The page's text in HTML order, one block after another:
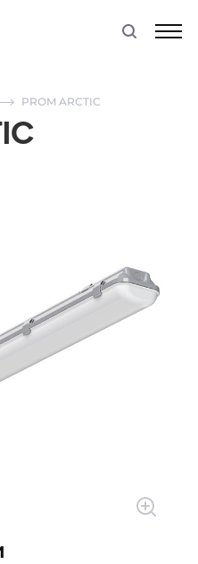
PROM ARCTIC